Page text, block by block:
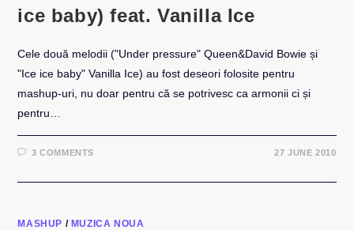
ice baby) feat. Vanilla Ice
Cele două melodii ("Under pressure" Queen&David Bowie și
"Ice ice baby" Vanilla Ice) au fost deseori folosite pentru
mashup-uri, nu doar pentru că se potrivesc ca armonii ci și
pentru…
3 COMMENTS 27 JUNE 2010
MASHUP / MUZICA NOUA